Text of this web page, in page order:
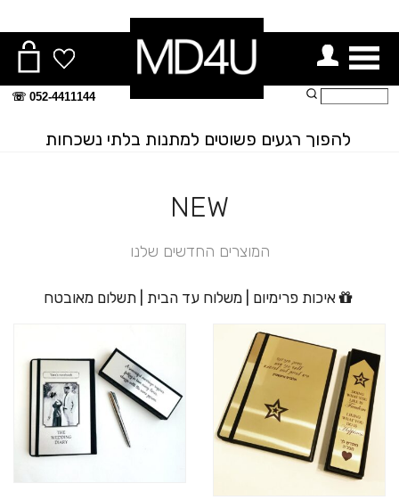
תפריט
052-4411144 ☏
להפוך רגעים פשוטים למתנות בלתי נשכחות
NEW
המוצרים החדשים שלנו
איכות פרימיום | משלוח עד הבית | תשלום מאובטח